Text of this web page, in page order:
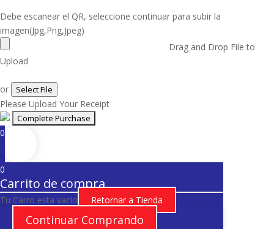
Debe escanear el QR, seleccione continuar para subir la
imagen(Jpg,Png,Jpeg)
Drag and Drop File to
Upload
or Select File
Please Upload Your Receipt
0
0
Carrito de compra
Tu Carro esta vacio Retornar a Tienda
Continuar Comprando